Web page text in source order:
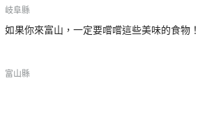
岐阜縣
如果你來富山，一定要嚐嚐這些美味的食物！
富山縣